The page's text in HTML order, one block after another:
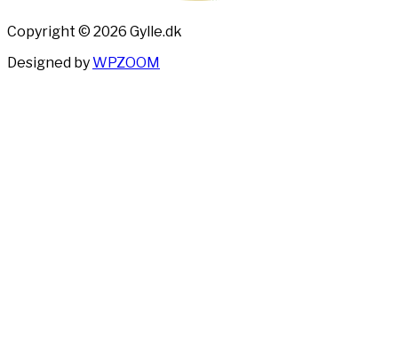
Copyright © 2026 Gylle.dk
Designed byWPZOOM